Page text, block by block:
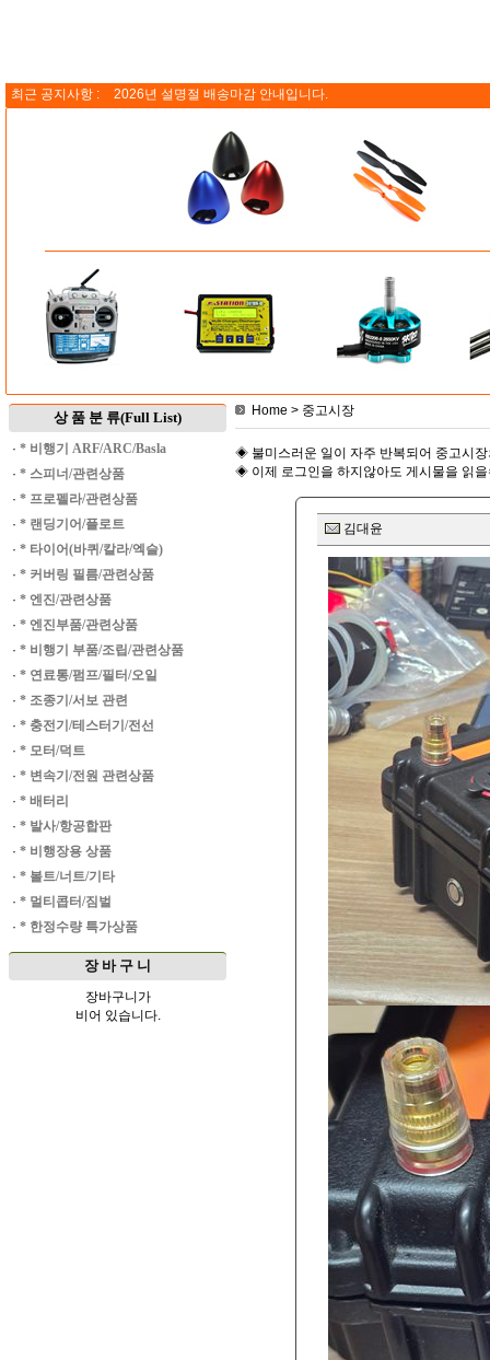
최근 공지사항 : 2026년 설명절 배송마감 안내입니다.
상 품 분 류(Full List)
· * 비행기 ARF/ARC/Basla
· * 스피너/관련상품
· * 프로펠라/관련상품
· * 랜딩기어/플로트
· * 타이어(바퀴/칼라/엑슬)
· * 커버링 필름/관련상품
· * 엔진/관련상품
· * 엔진부품/관련상품
· * 비행기 부품/조립/관련상품
· * 연료통/펌프/필터/오일
· * 조종기/서보 관련
· * 충전기/테스터기/전선
· * 모터/덕트
· * 변속기/전원 관련상품
· * 배터리
· * 발사/항공합판
· * 비행장용 상품
· * 볼트/너트/기타
· * 멀티콥터/짐벌
· * 한정수량 특가상품
장 바 구 니
장바구니가
비어 있습니다.
Home > 중고시장
◈ 불미스러운 일이 자주 반복되어 중고시
◈ 이제 로그인을 하지않아도 게시물을 읽
김대윤